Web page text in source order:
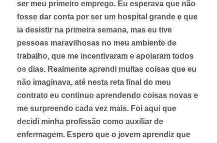
ser meu primeiro emprego. Eu esperava que não
fosse dar conta por ser um hospital grande e que
ia desistir na primeira semana, mas eu tive
pessoas maravilhosas no meu ambiente de
trabalho, que me incentivaram e apoiaram todos
os dias. Realmente aprendi muitas coisas que eu
não imaginava, até nesta reta final do meu
contrato eu continuo aprendendo coisas novas e
me surpreendo cada vez mais. Foi aqui que
decidi minha profissão como auxiliar de
enfermagem. Espero que o jovem aprendiz que